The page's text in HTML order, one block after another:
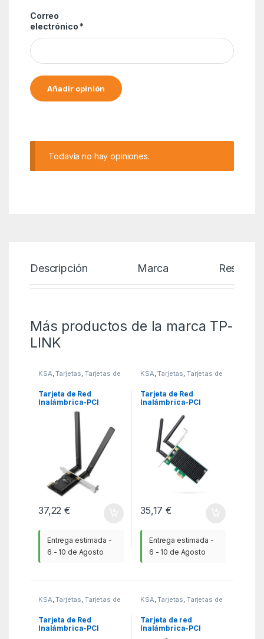
Correo
electrónico *
Todavía no hay opiniones.
Descripción Marca Reseñas
Más productos de la marca TP-
LINK
KSA,Tarjetas, Tarjetas de
Tarjeta de Red
Inalámbrica-PCI
Express TP-Link
Archer TX20E/
1800Mbps/ 2.4/5GHz
37,22€
Entrega estimada -
6 - 10 de Agosto
KSA,Tarjetas, Tarjetas de
Tarjeta de Red
Inalámbrica-PCI
Archer T4E/
1200Mbps/ 2.4/5GHz
35,17€
Entrega estimada -
6 - 10 de Agosto
KSA ,Tarjetas Tarjetas de
Tarjeta de Red
Inalámbrica-PCI
KSA ,Tarjetas Tarjetas de
Tarjeta de red
Inalámbrica-PCI